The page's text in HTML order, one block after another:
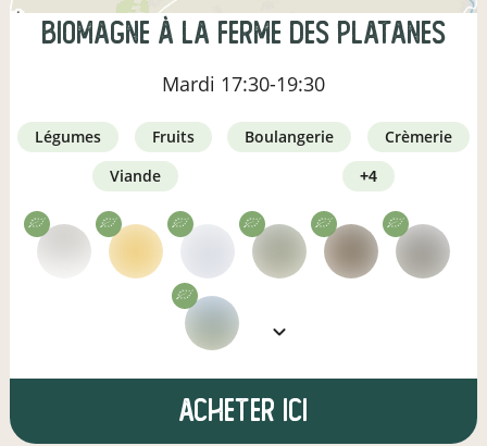
Biomagne à la ferme des Platanes
Mardi 17:30-19:30
légumes fruits boulangerie
crèmerie
viande
+4
Acheter ici